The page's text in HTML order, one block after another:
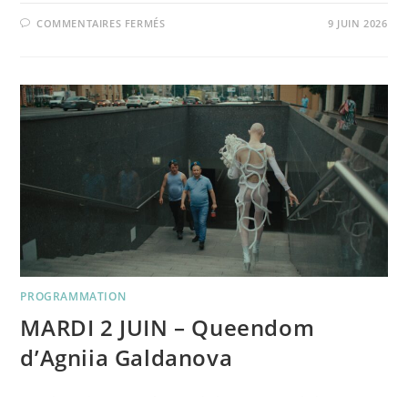
COMMENTAIRES FERMÉSSUR
DU
DOC
–
L’ILLUSIONNISTE
D’ALAIN
CAVALIER
9 JUIN 2026
PROGRAMMATION
MARDI 2 JUIN – Queendom
d’Agniia Galdanova